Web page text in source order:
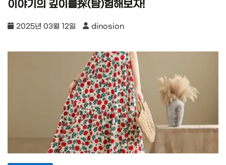
이야기의 깊이를探(탐)험해보자!
2025년 03월 12일 dinosion